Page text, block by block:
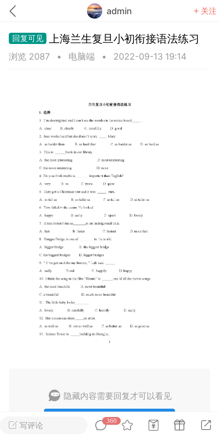
admin 关注
赚金币和题库券
加入上海学习交流群，资料免费领
0
转发了
烟舞
中考资料
（附解析）
上海高考
60篇外刊阅读搞定上海高
考必备核心词（附解析）
写评论
360
上海兰生复旦小初衔接语法练习
浏览 2087 • 电脑端 • 2022-09-13 19:14
隐藏内容需要回复才可以看见
回复